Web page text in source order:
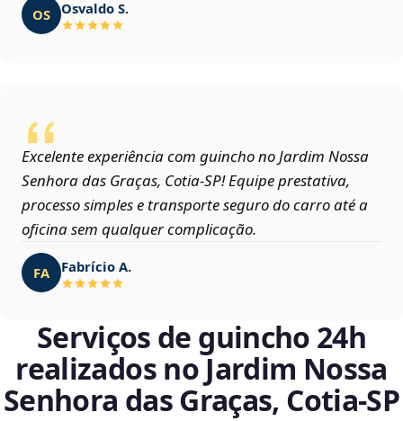
OS Osvaldo S.
Excelente experiência com guincho no Jardim Nossa
Senhora das Graças, Cotia‑SP! Equipe prestativa,
processo simples e transporte seguro do carro até a
oficina sem qualquer complicação.
FA Fabrício A.
Serviços de guincho 24h
realizados no Jardim Nossa
Senhora das Graças, Cotia‑SP